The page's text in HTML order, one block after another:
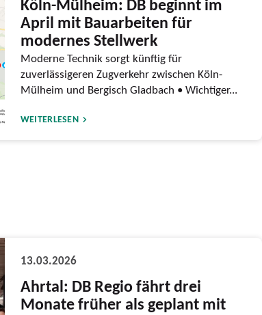
April mit Bauarbeiten für
modernes Stellwerk
Moderne Technik sorgt künftig für
zuverlässigeren Zugverkehr zwischen Köln-
Mülheim und Bergisch Gladbach • Wichtiger...
WEITERLESEN
13.03.2026
Ahrtal: DB Regio fährt drei
Monate früher als geplant mit